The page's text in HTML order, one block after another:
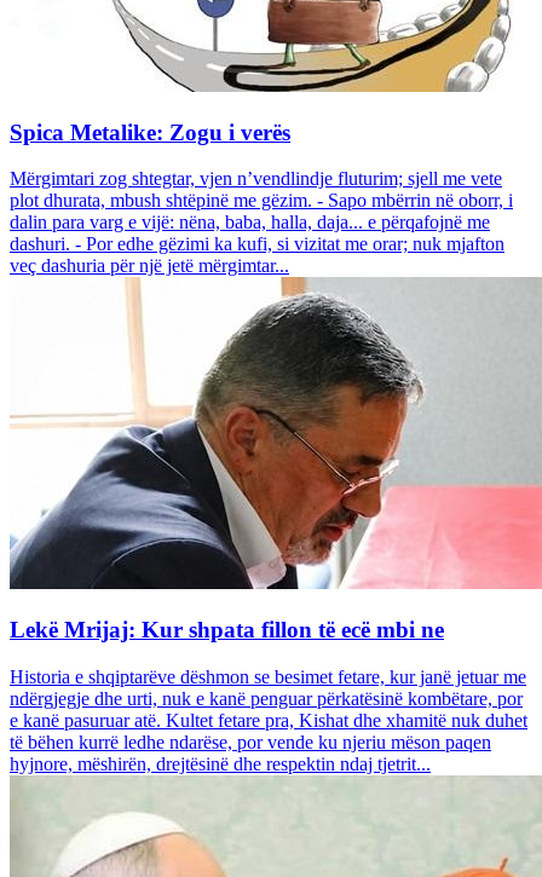
Spica Metalike: Zogu i verës
Mërgimtari zog shtegtar, vjen n’vendlindje fluturim; sjell me vete
plot dhurata, mbush shtëpinë me gëzim. - Sapo mbërrin në oborr, i
dalin para varg e vijë: nëna, baba, halla, daja... e përqafojnë me
dashuri. - Por edhe gëzimi ka kufi, si vizitat me orar; nuk mjafton
veç dashuria për një jetë mërgimtar...
Lekë Mrijaj: Kur shpata fillon të ecë mbi ne
Historia e shqiptarëve dëshmon se besimet fetare, kur janë jetuar me
ndërgjegje dhe urti, nuk e kanë penguar përkatësinë kombëtare, por
e kanë pasuruar atë. Kultet fetare pra, Kishat dhe xhamitë nuk duhet
të bëhen kurrë ledhe ndarëse, por vende ku njeriu mëson paqen
hyjnore, mëshirën, drejtësinë dhe respektin ndaj tjetrit...